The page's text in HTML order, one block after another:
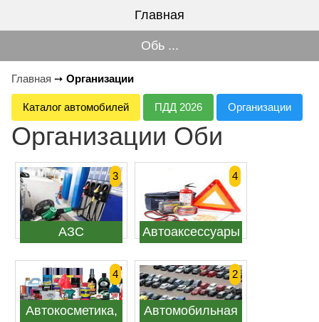
Главная
Обь ...
Главная ➙ Организации
Каталог автомобилей ПДД 2026 Организации
Организации Оби
АЗС
3
Автоаксессуары
4
Автокосметика,
4
Автомобильная
2